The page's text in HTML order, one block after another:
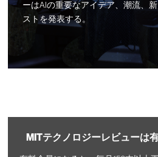
ーはAIの重要なアイデア、潮流、
ストを発表する。
MITテクノロジーレビューは